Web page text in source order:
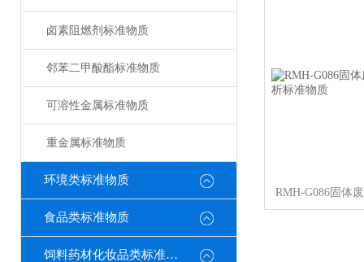
卤素阻燃剂标准物质
邻苯二甲酸酯标准物质
可溶性金属标准物质
重金属标准物质
环境类标准物质
食品类标准物质
饲料药材化妆品类标准物质